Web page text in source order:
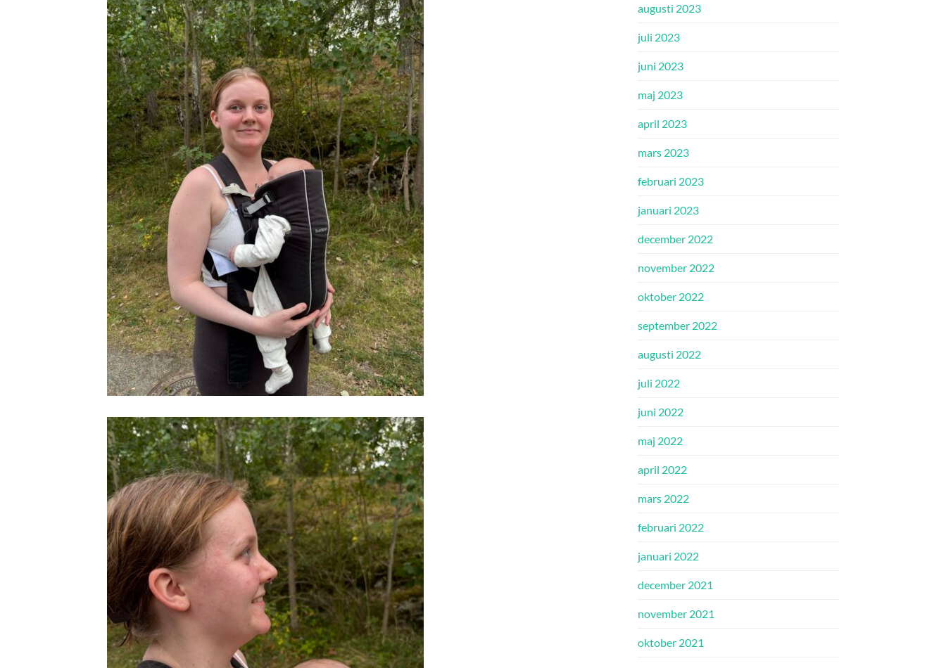
augusti 2023
juli 2023
juni 2023
maj 2023
april 2023
mars 2023
februari 2023
januari 2023
december 2022
november 2022
oktober 2022
september 2022
augusti 2022
juli 2022
juni 2022
maj 2022
april 2022
mars 2022
februari 2022
januari 2022
december 2021
november 2021
oktober 2021